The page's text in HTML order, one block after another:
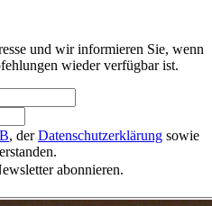
und wir informieren Sie, wenn
wieder verfügbar ist.
, derDatenschutzerklärung sowie
abonnieren.